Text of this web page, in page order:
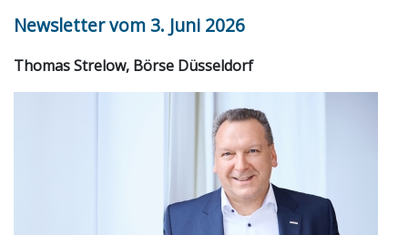
Newsletter vom 3. Juni 2026
Thomas Strelow, Börse Düsseldorf